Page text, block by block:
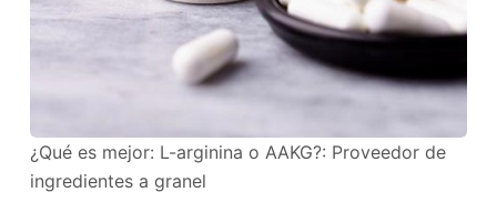
¿Qué es mejor: L-arginina o AAKG?: Proveedor de
ingredientes a granel